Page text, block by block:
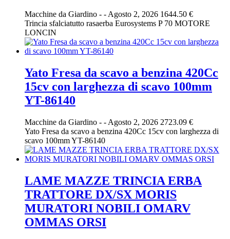
Macchine da Giardino - -Agosto 2, 2026 1644.50 €
Trincia sfalciatutto rasaerba Eurosystems P 70 MOTORE
LONCIN
Yato Fresa da scavo a benzina 420Cc
15cv con larghezza di scavo 100mm
YT-86140
Macchine da Giardino - - Agosto 2, 2026 2723.09 €
Yato Fresa da scavo a benzina 420Cc 15cv con larghezza di
scavo 100mm YT-86140
LAME MAZZE TRINCIA ERBA
TRATTORE DX/SX MORIS
MURATORI NOBILI OMARV
OMMAS ORSI